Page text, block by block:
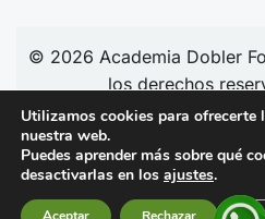
© 2026 Academia Dobler
los derechos
Síguenos en redes:
Utilizamos cookies para ofrecerte
nuestra web.
Puedes aprender más sobre qué
desactivarlas en los ajustes.